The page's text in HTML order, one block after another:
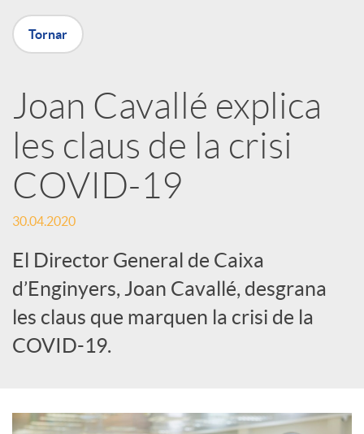
X
a
r
x
e
s
S
o
Tornar
Joan Cavallé explica
les claus de la crisi
COVID-19
30.04.2020
El Director General de Caixa
d’Enginyers, Joan Cavallé, desgrana
les claus que marquen la crisi de la
COVID-19.